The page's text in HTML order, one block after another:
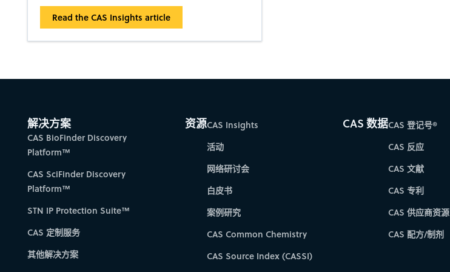
Read the CAS Insights article
解决方案
CAS BioFinder Discovery
Platform™
CAS SciFinder Discovery
Platform™
STN IP Protection Suite™
CAS 定制服务
其他解决方案
资源CAS Insights
活动
网络研讨会
白皮书
案例研究
CAS Common Chemistry
CAS Source Index (CASSI)
CAS 数据CAS 登记号®
CAS 反应
CAS 文献
CAS 专利
CAS 供应商资源
CAS 配方/制剂